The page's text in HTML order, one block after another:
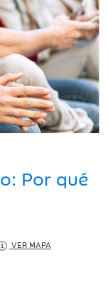
Por qué
VER MAPA